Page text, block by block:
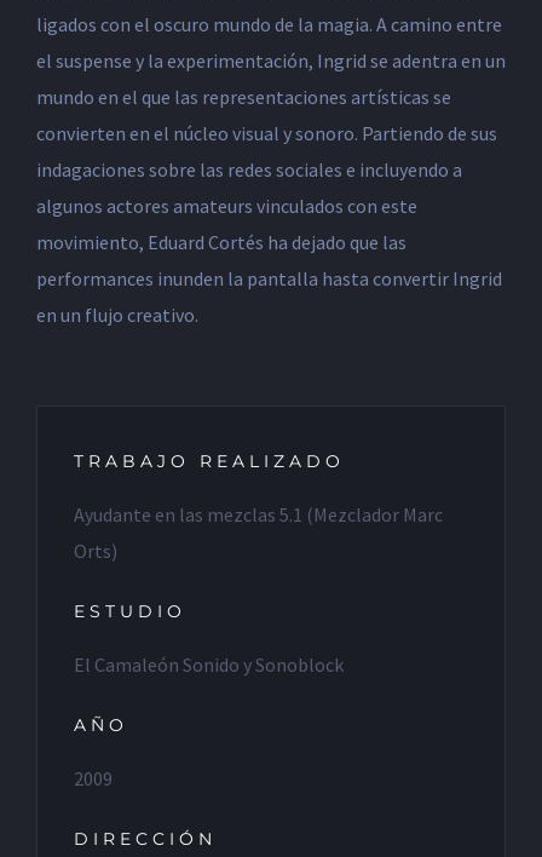
ligados con el oscuro mundo de la magia. A camino entre
el suspense y la experimentación, Ingrid se adentra en un
mundo en el que las representaciones artísticas se
convierten en el núcleo visual y sonoro. Partiendo de sus
indagaciones sobre las redes sociales e incluyendo a
algunos actores amateurs vinculados con este
movimiento, Eduard Cortés ha dejado que las
performances inunden la pantalla hasta convertir Ingrid
en un flujo creativo.
TRABAJO REALIZADO
Ayudante en las mezclas 5.1 (Mezclador Marc
Orts)
ESTUDIO
El Camaleón Sonido y Sonoblock
AÑO
2009
DIRECCIÓN